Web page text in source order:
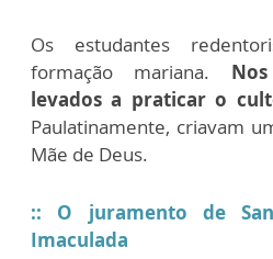
Os estudantes
formação mariana.
levados a praticar o
Paulatinamente, criavam
Mãe de Deus.
:: O juramento de
Imaculada